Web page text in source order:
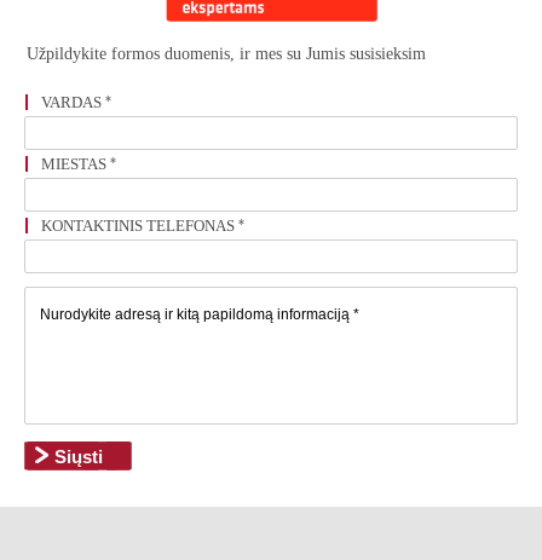
Užpildykite formos duomenis, ir mes su Jumis susisieksim
VARDAS *
MIESTAS *
KONTAKTINIS TELEFONAS *